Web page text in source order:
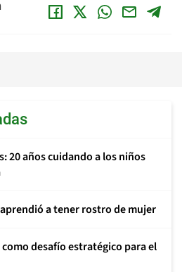
20 años cuidando a los niños
a tener rostro de mujer
desafío estratégico para el